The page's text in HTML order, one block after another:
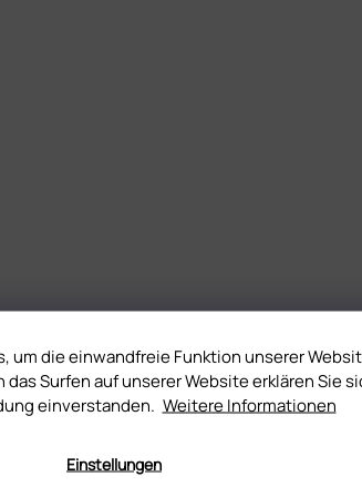
um die einwandfreie Funktion unserer
Surfen auf unserer Website erklären Sie
einverstanden. Weitere Informationen
Einstellungen